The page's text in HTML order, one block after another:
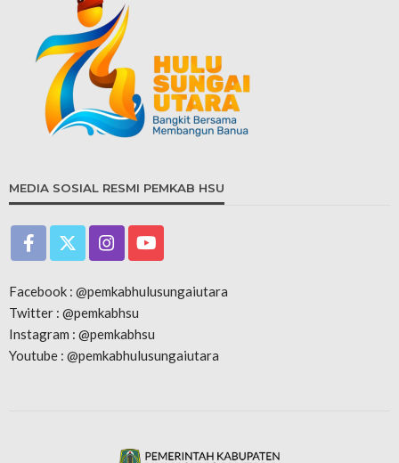
MEDIA SOSIAL RESMI PEMKAB HSU
Facebook : @pemkabhulusungaiutara
Twitter : @pemkabhsu
Instagram : @pemkabhsu
Youtube : @pemkabhulusungaiutara